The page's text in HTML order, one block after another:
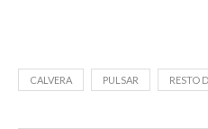
CALVERA PULSAR RESTO